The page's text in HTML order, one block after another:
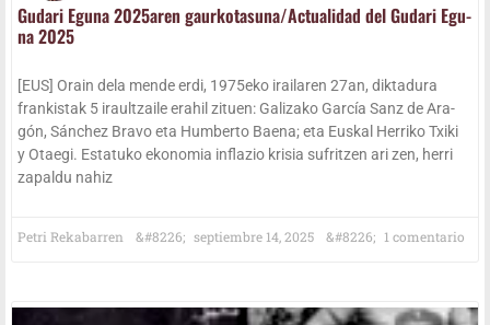
Guda­ri Egu­na 2025aren gaurkotasuna/​Actualidad del Guda­ri Egu­
na 2025
[EUS] Orain dela men­de erdi, 1975eko irai­la­ren 27an, dik­ta­du­ra
fran­kis­tak 5 iraul­tzai­le erahil zituen: Gali­za­ko Gar­cía Sanz de Ara­
gón, Sán­chez Bra­vo eta Hum­ber­to Bae­na; eta Eus­kal Herri­ko Txi­ki
y Otae­gi. Esta­tu­ko eko­no­mia infla­zio kri­sia sufritzen ari zen, herri
zapal­du nahiz
Petri Rekabarren sep­tiem­bre 14, 2025 1 comentario